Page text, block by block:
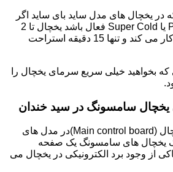
در یخچال های مدل ساید بای ساید اگر
حالت های Power Fridge یا Super Cold فعال باشد یخچال تا 2
ساعت به صورت مداوم کار می کند و تنها 15 دقیقه استراحت
که بخواهید خیلی سریع سرمای یخچال را
یخچال سامسونگ در سید خندان
برد الکترونیکی اصلی یخچال (Main control board)در مدل های
تک یخچال های سامسونگ یک صفحه
از وجود برد الکترونیکی در یخچال می